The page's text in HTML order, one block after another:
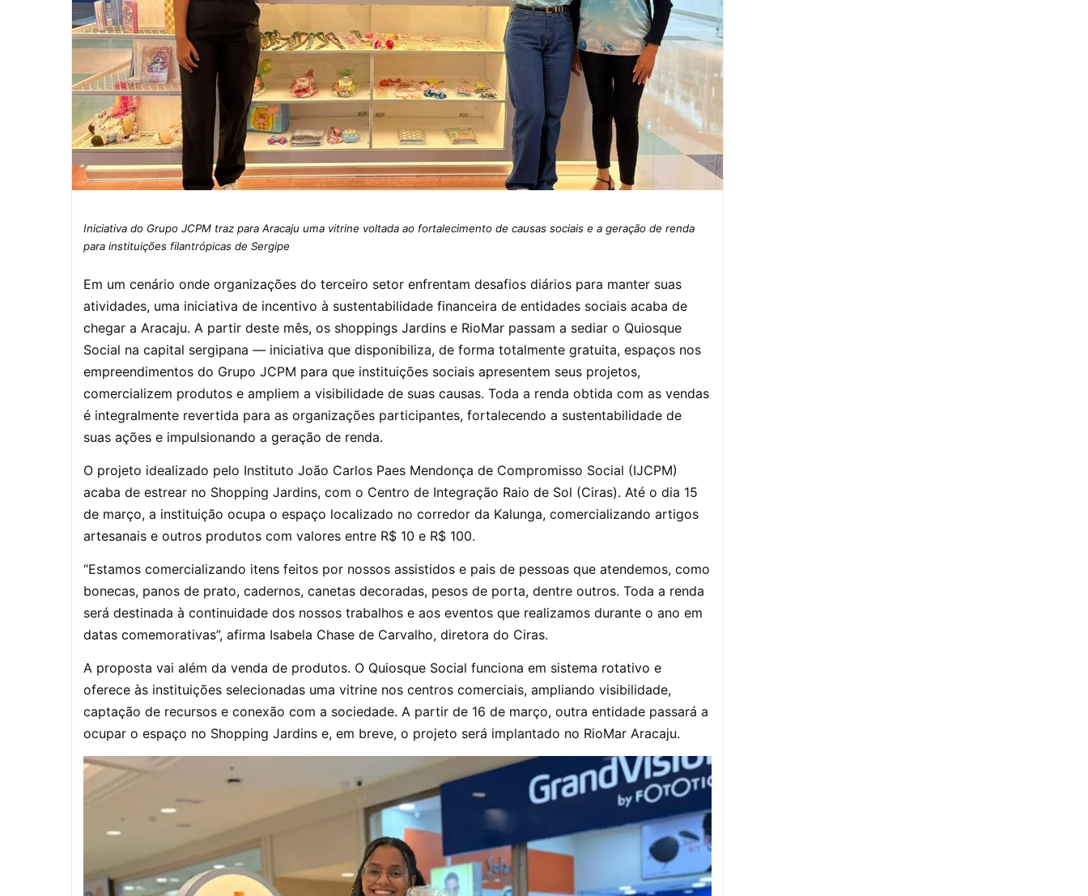
Iniciativa do Grupo JCPM traz para Aracaju uma vitrine voltada ao fortalecimento de causas sociais e a geração de renda
para instituições filantrópicas de Sergipe
Em um cenário onde organizações do terceiro setor enfrentam desafios diários para manter suas
atividades, uma iniciativa de incentivo à sustentabilidade financeira de entidades sociais acaba de
chegar a Aracaju. A partir deste mês, os shoppings Jardins e RioMar passam a sediar o Quiosque
Social na capital sergipana — iniciativa que disponibiliza, de forma totalmente gratuita, espaços nos
empreendimentos do Grupo JCPM para que instituições sociais apresentem seus projetos,
comercializem produtos e ampliem a visibilidade de suas causas. Toda a renda obtida com as vendas
é integralmente revertida para as organizações participantes, fortalecendo a sustentabilidade de
suas ações e impulsionando a geração de renda.
O projeto idealizado pelo Instituto João Carlos Paes Mendonça de Compromisso Social (IJCPM)
acaba de estrear no Shopping Jardins, com o Centro de Integração Raio de Sol (Ciras). Até o dia 15
de março, a instituição ocupa o espaço localizado no corredor da Kalunga, comercializando artigos
artesanais e outros produtos com valores entre R$ 10 e R$ 100.
“Estamos comercializando itens feitos por nossos assistidos e pais de pessoas que atendemos, como
bonecas, panos de prato, cadernos, canetas decoradas, pesos de porta, dentre outros. Toda a renda
será destinada à continuidade dos nossos trabalhos e aos eventos que realizamos durante o ano em
datas comemorativas”, afirma Isabela Chase de Carvalho, diretora do Ciras.
A proposta vai além da venda de produtos. O Quiosque Social funciona em sistema rotativo e
oferece às instituições selecionadas uma vitrine nos centros comerciais, ampliando visibilidade,
captação de recursos e conexão com a sociedade. A partir de 16 de março, outra entidade passará a
ocupar o espaço no Shopping Jardins e, em breve, o projeto será implantado no RioMar Aracaju.